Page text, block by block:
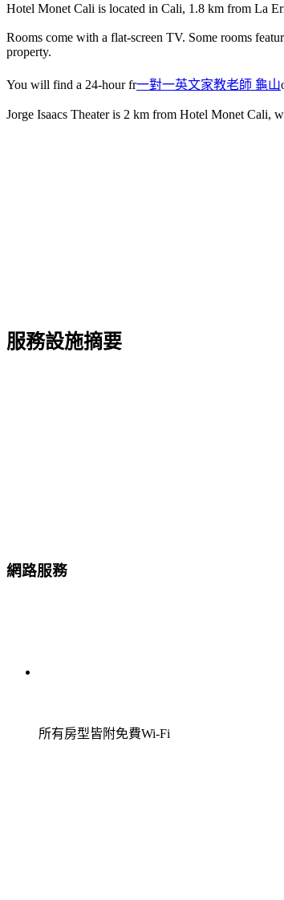
Hotel Monet Cali is located in Cali, 1.8 km from La
Rooms come with a flat-screen TV. Some rooms
property.
You will find a 24-hour fr一對一英文家教老師 龜山
Jorge Isaacs Theater is 2 km from Hotel Monet Cali,
服務設施摘要
網路服務
所有房型皆附免費Wi-Fi